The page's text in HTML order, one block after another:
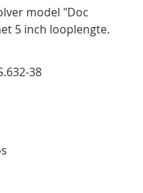
model "Doc
5 inch looplengte.
38